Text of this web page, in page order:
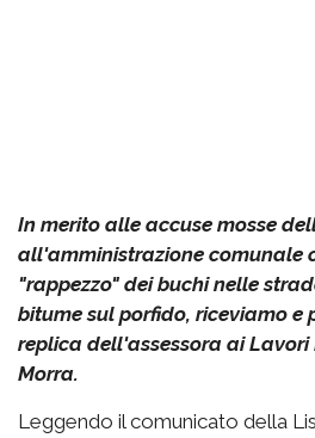
In merito alle accuse mosse
all'amministrazione comunale
"rappezzo" dei buchi nelle
bitume sul porfido, riceviamo e
replica dell'assessora ai Lavori
Morra.
Leggendo il comunicato della